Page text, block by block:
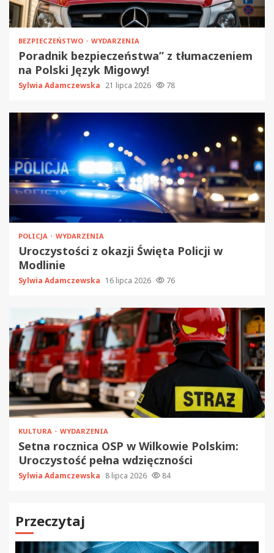
BEZPIECZEŃSTWO WYDARZENIA
Poradnik bezpieczeństwa” z tłumaczeniem
na Polski Język Migowy!
Sylwia Adamczewska 21 lipca 2026 78
POLICJA WYDARZENIA
Uroczystości z okazji Święta Policji w
Modlinie
Sylwia Adamczewska 16 lipca 2026 76
KULTURA WYDARZENIA
Setna rocznica OSP w Wilkowie Polskim:
Uroczystość pełna wdzięczności
Sylwia Adamczewska 8 lipca 2026 84
Przeczytaj